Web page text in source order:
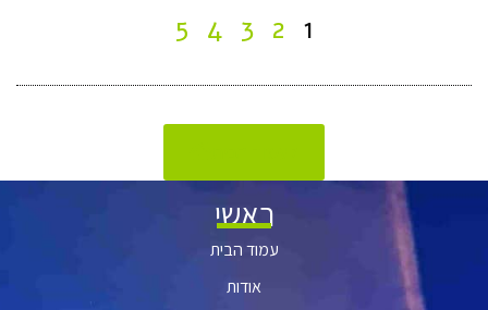
1
2
3
4
5
ראשי
עמוד הבית
אודות